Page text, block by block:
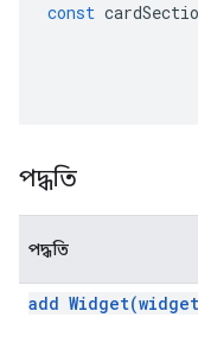
const
পদ্ধতি
পদ্ধতি
add Widget(